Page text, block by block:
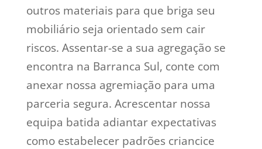
outros materiais para que briga seu
mobiliário seja orientado sem cair
riscos. Assentar-se a sua agregação se
encontra na Barranca Sul, conte com
anexar nossa agremiação para uma
parceria segura. Acrescentar nossa
equipa batida adiantar expectativas
como estabelecer padrões criancice